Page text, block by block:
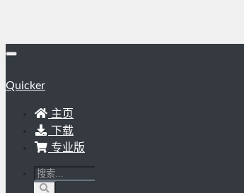
Quicker
主页
下载
专业版